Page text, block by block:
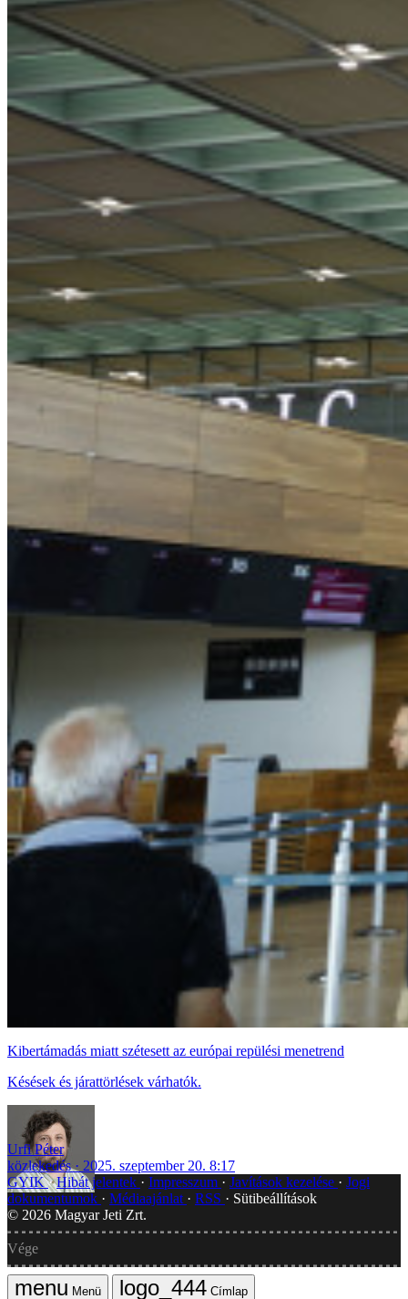
Kibertámadás miatt szétesett az európai repülési menetrend
Késések és járattörlések várhatók.
Urfi Péter
közlekedés
2025. szeptember 20. 8:17
GYIK Hibát jelentek Impresszum Javítások kezelése
Jogi
dokumentumok
Médiaajánlat RSS
Sütibeállítások
© 2026 Magyar Jeti Zrt.
Vége
Menü Címlap